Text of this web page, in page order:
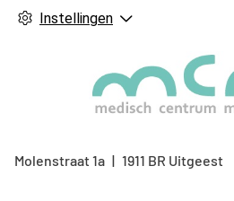
Instellingen
Molenstraat1a 1911 BR Uitgeest